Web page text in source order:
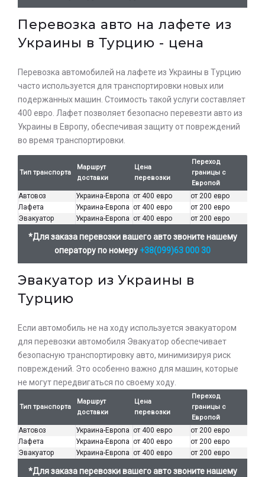
Перевозка авто на лафете из
Украины в Турцию - цена
Перевозка автомобилей на лафете из Украины в Турцию
часто используется для транспортировки новых или
подержанных машин. Стоимость такой услуги составляет
400 евро. Лафет позволяет безопасно перевезти авто из
Украины в Европу, обеспечивая защиту от повреждений
во время транспортировки.
Тип транспорта
Маршрут
доставки
Цена
перевозки
Переход
границы с
Европой
Автовоз Украина-Европа от 400 евро
от 200 евро
Лафета
Украина-Европа от 400 евро
от 200 евро
Эвакуатор
Украина-Европа от 400 евро от 200 евро
*Для заказа перевозки вашего авто звоните нашему
оператору по номеру +38(099)63 000 30
Эвакуатор из Украины в
Турцию
Если автомобиль не на ходу используется эвакуатором
для перевозки автомобиля Эвакуатор обеспечивает
безопасную транспортировку авто, минимизируя риск
повреждений. Это особенно важно для машин, которые
не могут передвигаться по своему ходу.
Тип транспорта
Маршрут
доставки
Цена
перевозки
Переход
границы с
Европой
Автовоз Украина-Европа от 400 евро
от 200 евро
Лафета
Украина-Европа от 400 евро
от 200 евро
Эвакуатор
Украина-Европа от 400 евро от 200 евро
*Для заказа перевозки вашего авто звоните нашему
стоимости услуг с нашим
оператором